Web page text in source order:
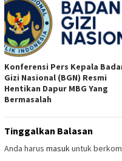
Konferensi Pers Kepala
Gizi Nasional (BGN) Resmi
Hentikan Dapur MBG Yang
Bermasalah
Tinggalkan Balasan
Anda harus masukuntuk